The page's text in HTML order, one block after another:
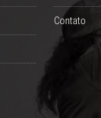
Contato